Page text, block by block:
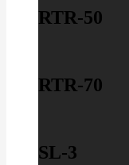
RTR-50
RTR-70
SL-3